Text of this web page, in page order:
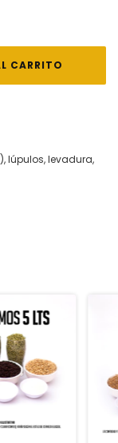
lúpulos, levadura,